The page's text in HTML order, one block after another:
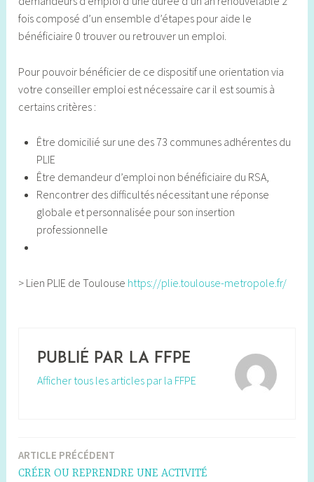
fois composé d’un ensemble d’étapes pour aide le
bénéficiaire 0 trouver ou retrouver un emploi.
Pour pouvoir bénéficier de ce dispositif une orientation via
votre conseiller emploi est nécessaire car il est soumis à
certains critères :
Être domicilié sur une des 73 communes adhérentes du
PLIE
Être demandeur d’emploi non bénéficiaire du RSA,
Rencontrer des difficultés nécessitant une réponse
globale et personnalisée pour son insertion
professionnelle
> Lien PLIE de Toulouse https://plie.toulouse-metropole.fr/
Publié par la FFPE
Afficher tous les articles par la FFPE
Navigation
ARTICLE PRÉCÉDENT
CRÉER OU REPRENDRE UNE ACTIVITÉ